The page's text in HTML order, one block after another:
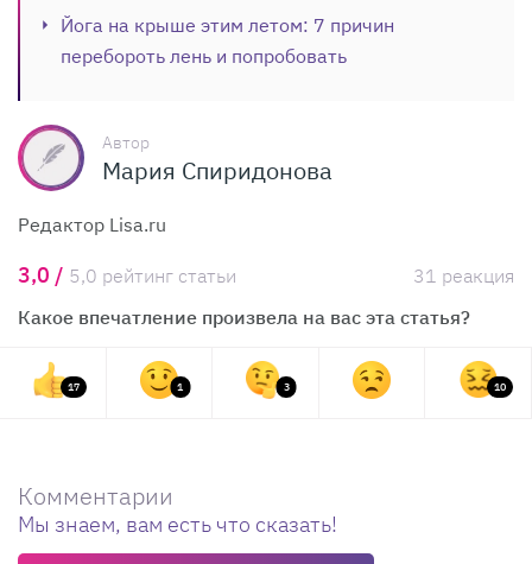
Йога на крыше этим летом: 7 причин
перебороть лень и попробовать
Автор
Мария Спиридонова
Редактор Lisa.ru
3,0 / 5,0 рейтинг статьи
31 реакция
Какое впечатление произвела на вас эта статья?
17 1 3 10
Комментарии
Мы знаем, вам есть что сказать!